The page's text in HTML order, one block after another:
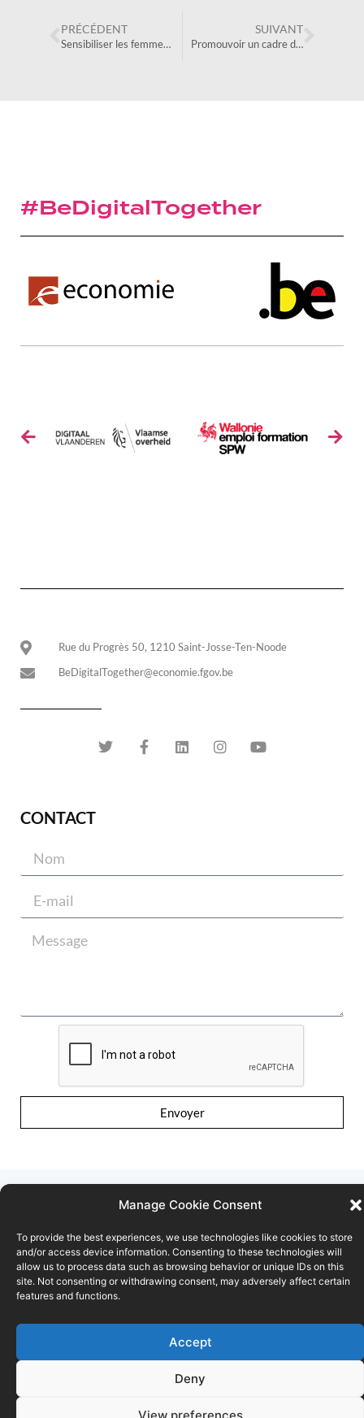
Manage Cookie Consent
To provide the best experiences, we use technologies like cookies to store
and/or access device information. Consenting to these technologies will
allow us to process data such as browsing behavior or unique IDs on this
site. Not consenting or withdrawing consent, may adversely affect certain
features and functions.
Accept
Deny
View preferences
PRÉCÉDENT
Sensibiliser les femmes à l’entreupreunariat
SUIVANT
Promouvoir un cadre de travail inclusif
#BeDigitalTogether
Rue du Progrès 50, 1210 Saint-Josse-Ten-Noode
BeDigitalTogether@economie.fgov.be
CONTACT
Envoyer
Conditions d’utilisation Déclaration de confidentialité
Politique de cookies
© SPF ÉCONOMIE